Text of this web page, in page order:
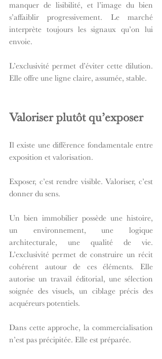
manquer de lisibilité, et l’image du bien
s’affaiblir progressivement. Le marché
interprète toujours les signaux qu’on lui
envoie.
L’exclusivité permet d’éviter cette dilution.
Elle offre une ligne claire, assumée, stable.
Valoriser plutôt qu’exposer
Il existe une différence fondamentale entre
exposition et valorisation.
Exposer, c’est rendre visible. Valoriser, c’est
donner du sens.
Un bien immobilier possède une histoire,
un environnement, une logique
architecturale, une qualité de vie.
L’exclusivité permet de construire un récit
cohérent autour de ces éléments. Elle
autorise un travail éditorial, une sélection
soignée des visuels, un ciblage précis des
acquéreurs potentiels.
Dans cette approche, la commercialisation
n’est pas précipitée. Elle est préparée.